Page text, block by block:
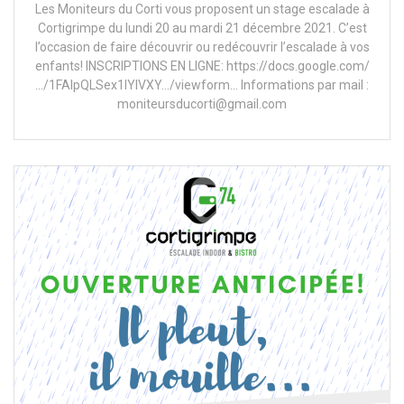
Les Moniteurs du Corti vous proposent un stage escalade à
Cortigrimpe du lundi 20 au mardi 21 décembre 2021. C’est
l’occasion de faire découvrir ou redécouvrir l’escalade à vos
enfants! INSCRIPTIONS EN LIGNE: https://docs.google.com/
…/1FAIpQLSex1lYlVXY…/viewform… Informations par mail :
moniteursducorti@gmail.com